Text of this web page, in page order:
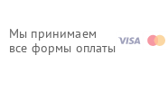
Мы принимаем
все формы оплаты